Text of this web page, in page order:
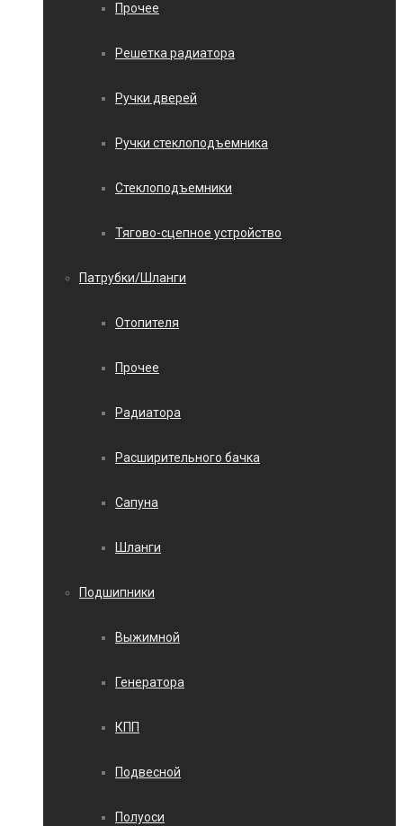
Прочее
Решетка радиатора
Ручки дверей
Ручки стеклоподъемника
Стеклоподъемники
Тягово-сцепное устройство
Патрубки/Шланги
Отопителя
Прочее
Радиатора
Расширительного бачка
Сапуна
Шланги
Подшипники
Выжимной
Генератора
КПП
Подвесной
Полуоси